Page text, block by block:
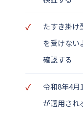
たすき掛け
を受けない
確認する
令和8年4月
が適用され